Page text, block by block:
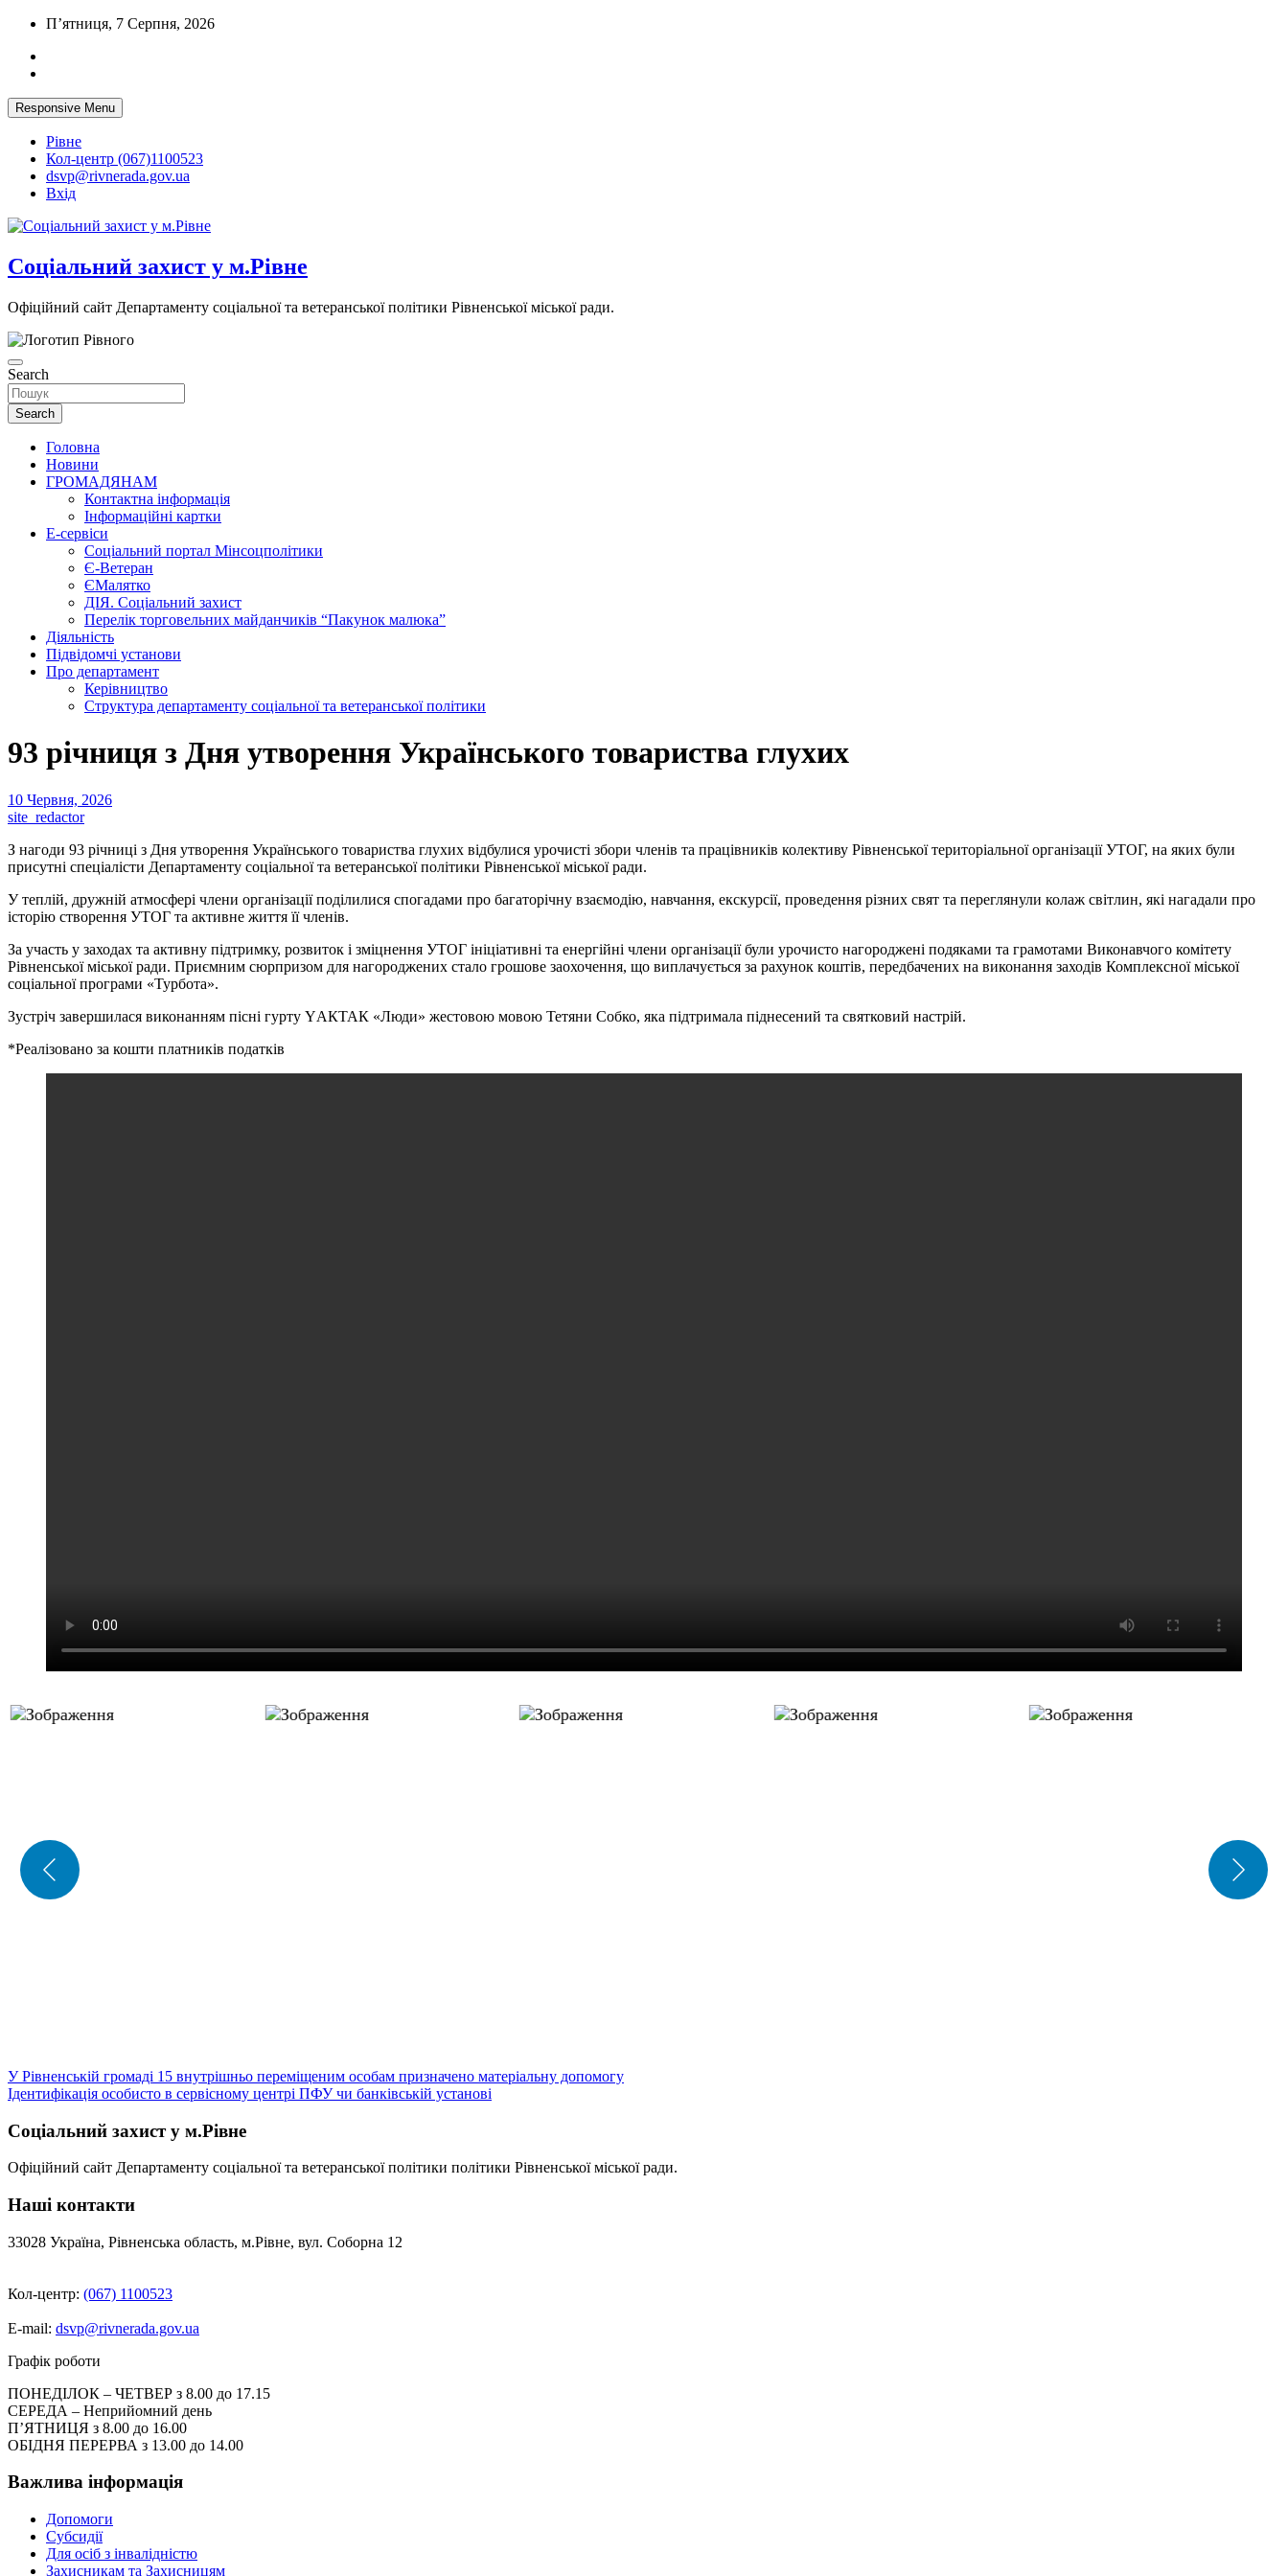
Skip
content
П’ятниця, 7 Серпня, 2026
Responsive Menu
Рівне
Кол-центр (067)1100523
dsvp@rivnerada.gov.ua
Вхід
Соціальний захист у м.Рівне
Офіційний сайт Департаменту соціальної та ветеранської політики Рівненської міської ради.
Search
Search
Головна
Новини
ГРОМАДЯНАМ
Контактна інформація
Інформаційні картки
Е-сервіси
Соціальний портал Мінсоцполітики
Є-Ветеран
ЄМалятко
ДІЯ. Соціальний захист
Перелік торговельних майданчиків “Пакунок малюка”
Діяльність
Підвідомчі установи
Про департамент
Керівництво
Структура департаменту соціальної та ветеранської політики
93 річниця з Дня утворення Українського товариства глухих
10 Червня, 2026
site_redactor
З нагоди 93 річниці з Дня утворення Українського товариства глухих відбулися урочисті збори членів та працівників колективу Рівненської територіальної організації УТОГ, на яких були
присутні спеціалісти Департаменту соціальної та ветеранської політики Рівненської міської ради.
У теплій, дружній атмосфері члени організації поділилися спогадами про багаторічну взаємодію, навчання, екскурсії, проведення різних свят та переглянули колаж світлин, які нагадали про
історію створення УТОГ та активне життя її членів.
За участь у заходах та активну підтримку, розвиток і зміцнення УТОГ ініціативні та енергійні члени організації були урочисто нагороджені подяками та грамотами Виконавчого комітету
Рівненської міської ради. Приємним сюрпризом для нагороджених стало грошове заохочення, що виплачується за рахунок коштів, передбачених на виконання заходів Комплексної міської
соціальної програми «Турбота».
Зустріч завершилася виконанням пісні гурту YАКТАК «Люди» жестовою мовою Тетяни Собко, яка підтримала піднесений та святковий настрій.
*Реалізовано за кошти платників податків
Навігація
записів
У Рівненській громаді 15 внутрішньо переміщеним особам призначено матеріальну допомогу
Ідентифікація особисто в сервісному центрі ПФУ чи банківській установі
Соціальний захист у м.Рівне
Офіційний сайт Департаменту соціальної та ветеранської політики політики Рівненської міської ради.
Наші контакти
33028 Україна, Рівненська область, м.Рівне, вул. Соборна 12
Кол-центр: (067) 1100523
E-mail: dsvp@rivnerada.gov.ua
Графік роботи
ПОНЕДІЛОК – ЧЕТВЕР з 8.00 до 17.15
СЕРЕДА – Неприйомний день
П’ЯТНИЦЯ з 8.00 до 16.00
ОБІДНЯ ПЕРЕРВА з 13.00 до 14.00
Важлива інформація
Допомоги
Субсидії
Для осіб з інвалідністю
Захисникам та Захисницям